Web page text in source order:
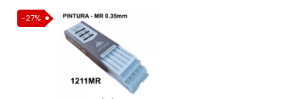
MAIOR PREÇO
A - Z
-27%